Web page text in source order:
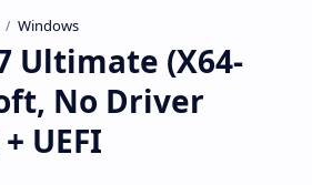
Windows
Ultimate (X64-
No Driver
UEFI